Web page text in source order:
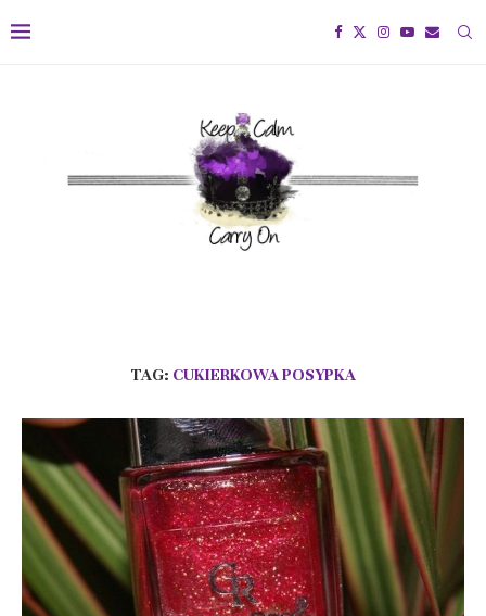
TAG: CUKIERKOWA POSYPKA